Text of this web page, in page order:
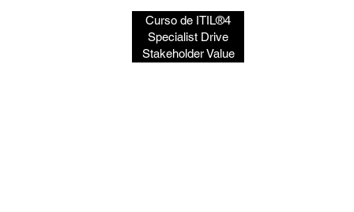
Curso de ITIL®4
Specialist Drive
Stakeholder Value